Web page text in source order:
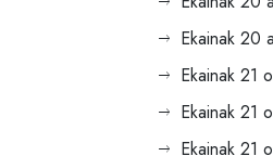
Ekainak 20
Ekainak 21
Ekainak 21
Ekainak 21